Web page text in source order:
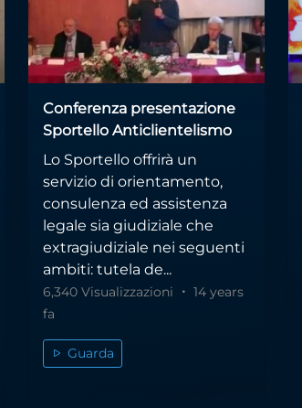
Conferenza presentazione
Sportello Anticlientelismo
Lo Sportello offrirà un
servizio di orientamento,
consulenza ed assistenza
legale sia giudiziale che
extragiudiziale nei seguenti
ambiti: tutela de...
6,340 Visualizzazioni
14 years
fa
Guarda